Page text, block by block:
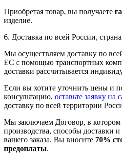
Приобретая товар, вы получаете
изделие.
6. Доставка по всей России,
Мы осуществляем доставку по
ЕС с помощью транспортных
доставки рассчитывается
Если вы хотите уточнить цены и
консультацию, оставьте заявку на
доставку по всей территории
Мы заключаем Договор, в
производства, способы доставки
вашего заказа. Вы вносите 70%
предоплаты.